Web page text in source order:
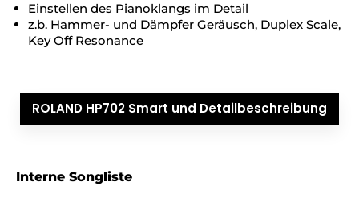
Einstellen des Pianoklangs im Detail
z.b. Hammer- und Dämpfer Geräusch, Duplex Scale,
Key Off Resonance
ROLAND HP702 Smart und Detailbeschreibung
Interne Songliste